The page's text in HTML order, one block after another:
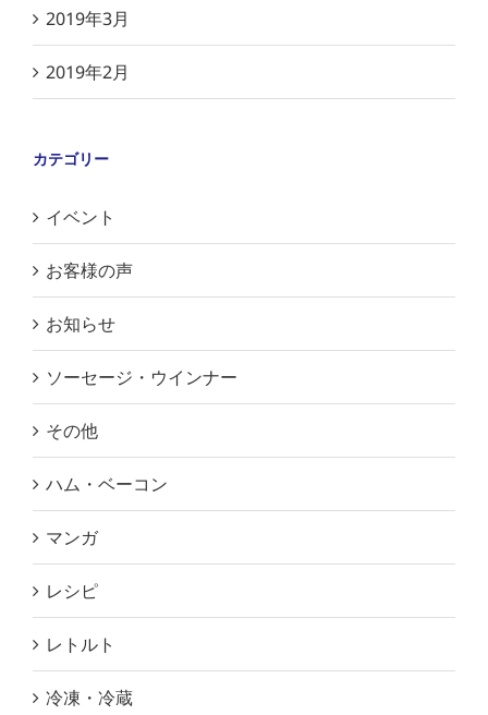
2019年3月
2019年2月
カテゴリー
イベント
お客様の声
お知らせ
ソーセージ・ウインナー
その他
ハム・ベーコン
マンガ
レシピ
レトルト
冷凍・冷蔵